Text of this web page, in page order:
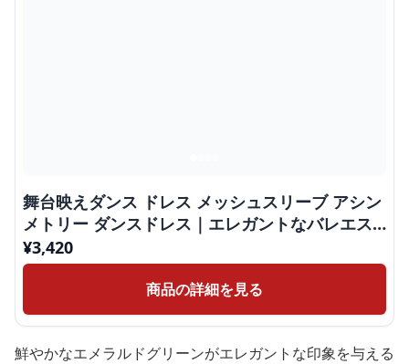
舞台映えダンス ドレス メッシュスリーブ アシン
メトリー ダンスドレス｜エレガントなバレエス
タイルを取り入れた社交
¥3,420
商品の詳細を見る
鮮やかなエメラルドグリーンがエレガントな印象を与える